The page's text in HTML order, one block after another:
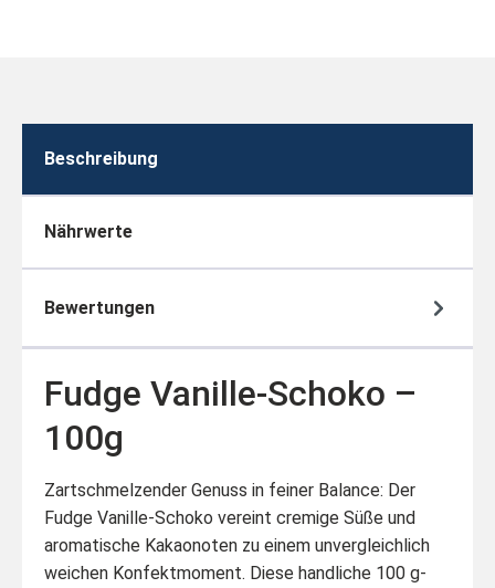
Beschreibung
Nährwerte
Bewertungen
Fudge Vanille-Schoko –
100g
Zartschmelzender Genuss in feiner Balance: Der
Fudge Vanille-Schoko vereint cremige Süße und
aromatische Kakaonoten zu einem unvergleichlich
weichen Konfektmoment. Diese handliche 100 g-